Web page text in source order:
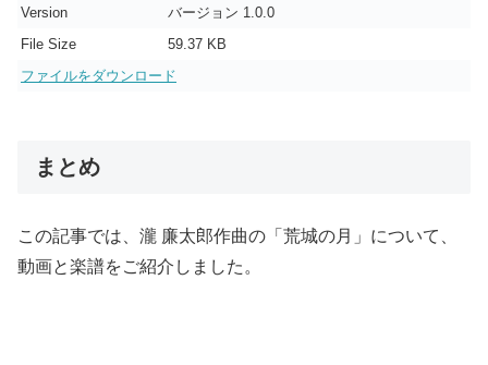
Version
バージョン 1.0.0
File Size
59.37 KB
ファイルをダウンロード
まとめ
この記事では、瀧 廉太郎作曲の「荒城の月」について、
動画と楽譜をご紹介しました。